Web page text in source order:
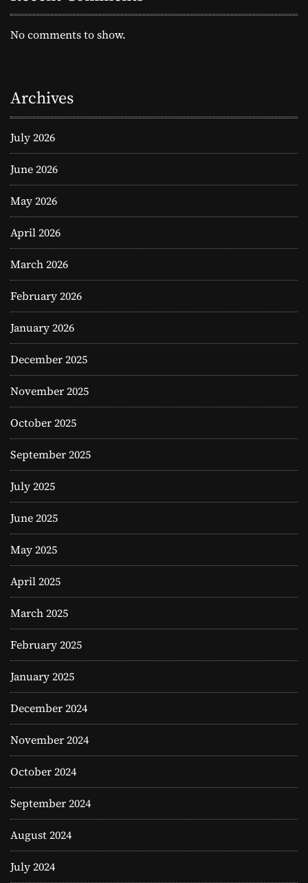
的
No comments to show.
Archives
July 2026
June 2026
May 2026
April 2026
March 2026
February 2026
January 2026
December 2025
November 2025
October 2025
September 2025
July 2025
June 2025
May 2025
April 2025
March 2025
February 2025
January 2025
December 2024
November 2024
October 2024
September 2024
August 2024
July 2024